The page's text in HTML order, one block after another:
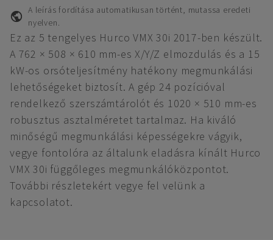
A leírás fordítása automatikusan történt, mutassa eredeti
nyelven.
Ez az 5 tengelyes Hurco VMX 30i 2017-ben készült.
A 762 × 508 × 610 mm-es X/Y/Z elmozdulás és a 15
kW-os orsóteljesítmény hatékony megmunkálási
lehetőségeket biztosít. A gép 24 pozícióval
rendelkező szerszámtárolót és 1020 × 510 mm-es
robusztus asztalméretet tartalmaz. Ha kiváló
minőségű megmunkálási képességekre vágyik,
vegye fontolóra az általunk eladásra kínált Hurco
VMX 30i függőleges megmunkálóközpontot.
További részletekért vegye fel velünk a
kapcsolatot.